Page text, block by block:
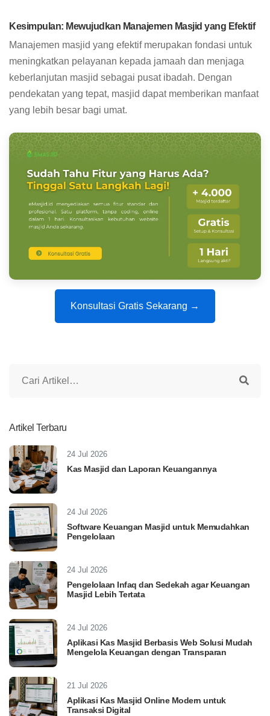
Kesimpulan: Mewujudkan Manajemen Masjid yang Efektif
Manajemen masjid yang efektif merupakan fondasi untuk
meningkatkan pelayanan kepada jamaah dan menjaga
keberlanjutan masjid sebagai pusat ibadah. Dengan
pendekatan yang tepat, masjid dapat memberikan manfaat
yang lebih besar bagi umat.
Konsultasi Gratis Sekarang →
Artikel Terbaru
24 Jul 2026
Kas Masjid dan Laporan Keuangannya
24 Jul 2026
Software Keuangan Masjid untuk Memudahkan
Pengelolaan
24 Jul 2026
Pengelolaan Infaq dan Sedekah agar Keuangan
Masjid Lebih Tertata
24 Jul 2026
Aplikasi Kas Masjid Berbasis Web Solusi Mudah
Mengelola Keuangan dengan Transparan
21 Jul 2026
Aplikasi Kas Masjid Online Modern untuk
Transaksi Digital